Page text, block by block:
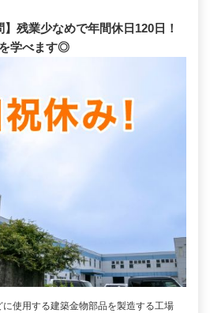
】残業少なめで年間休日120日！
学べます◎
使用する建築金物部品を製造する工場